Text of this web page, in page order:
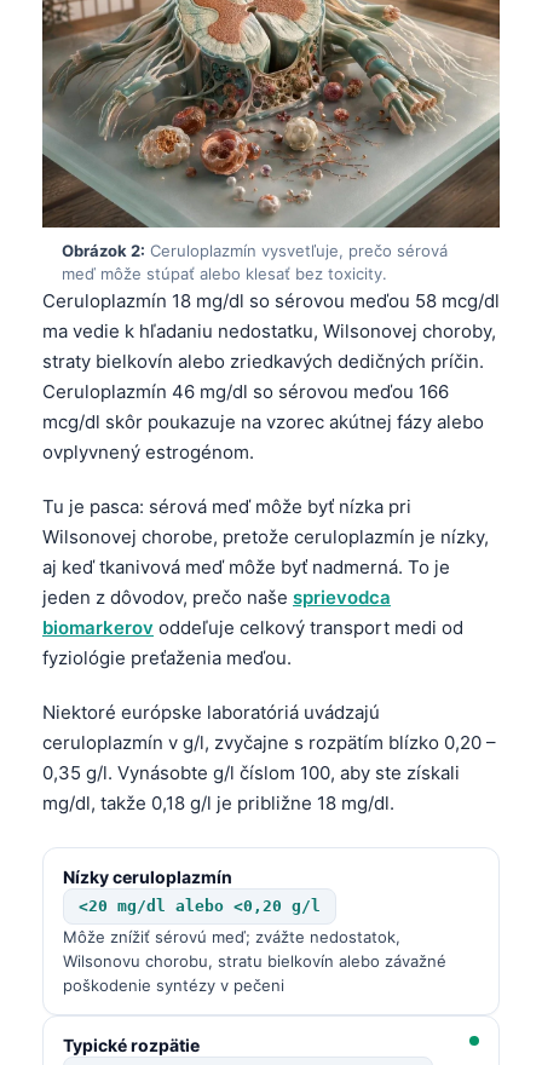
Obrázok 2: Ceruloplazmín vysvetľuje, prečo sérová
meď môže stúpať alebo klesať bez toxicity.
Ceruloplazmín 18 mg/dl so sérovou meďou 58 mcg/dl
ma vedie k hľadaniu nedostatku, Wilsonovej choroby,
straty bielkovín alebo zriedkavých dedičných príčin.
Ceruloplazmín 46 mg/dl so sérovou meďou 166
mcg/dl skôr poukazuje na vzorec akútnej fázy alebo
ovplyvnený estrogénom.
Tu je pasca: sérová meď môže byť nízka pri
Wilsonovej chorobe, pretože ceruloplazmín je nízky,
aj keď tkanivová meď môže byť nadmerná. To je
jeden z dôvodov, prečo naše sprievodca
biomarkerov oddeľuje celkový transport medi od
fyziológie preťaženia meďou.
Niektoré európske laboratóriá uvádzajú
ceruloplazmín v g/l, zvyčajne s rozpätím blízko 0,20 –
0,35 g/l. Vynásobte g/l číslom 100, aby ste získali
mg/dl, takže 0,18 g/l je približne 18 mg/dl.
Nízky ceruloplazmín
<20 mg/dl alebo <0,20 g/l
Môže znížiť sérovú meď; zvážte nedostatok,
Wilsonovu chorobu, stratu bielkovín alebo závažné
poškodenie syntézy v pečeni
Typické rozpätie